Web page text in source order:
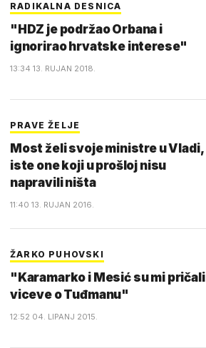
RADIKALNA DESNICA
"HDZ je podržao Orbana i
ignorirao hrvatske interese"
13:34 13. RUJAN 2018.
PRAVE ŽELJE
Most želi svoje ministre u Vladi,
iste one koji u prošloj nisu
napravili ništa
11:40 13. RUJAN 2016.
ŽARKO PUHOVSKI
"Karamarko i Mesić su mi pričali
viceve o Tuđmanu"
12:52 04. LIPANJ 2015.